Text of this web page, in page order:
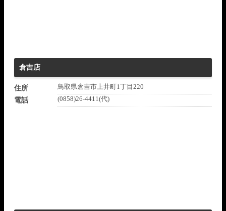
倉吉店
住所
鳥取県倉吉市上井町1丁目220
電話
(0858)26-4411(代)